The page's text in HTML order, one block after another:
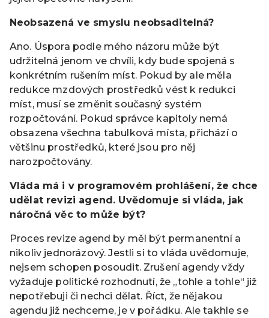
Neobsazená ve smyslu neobsaditelná?
Ano. Úspora podle mého názoru může být
udržitelná jenom ve chvíli, kdy bude spojená s
konkrétním rušením míst. Pokud by ale měla
redukce mzdových prostředků vést k redukci
míst, musí se změnit současný systém
rozpočtování. Pokud správce kapitoly nemá
obsazena všechna tabulková místa, přichází o
většinu prostředků, které jsou pro něj
narozpočtovány.
Vláda má i v programovém prohlášení, že chce
udělat revizi agend. Uvědomuje si vláda, jak
náročná věc to může být?
Proces revize agend by měl být permanentní a
nikoliv jednorázový. Jestli si to vláda uvědomuje,
nejsem schopen posoudit. Zrušení agendy vždy
vyžaduje politické rozhodnutí, že „tohle a tohle“ již
nepotřebuji či nechci dělat. Říct, že nějakou
agendu již nechceme, je v pořádku. Ale takhle se